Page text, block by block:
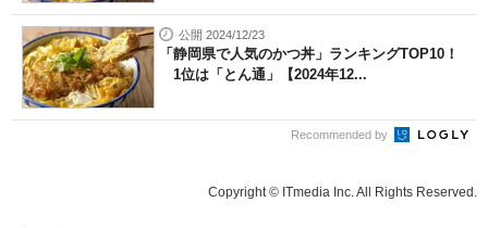
公開 2024/12/23
「静岡県で人気のかつ丼」ランキングTOP10！
1位は「とん通」【2024年12...
Recommended by
Copyright © ITmedia Inc. All Rights Reserved.